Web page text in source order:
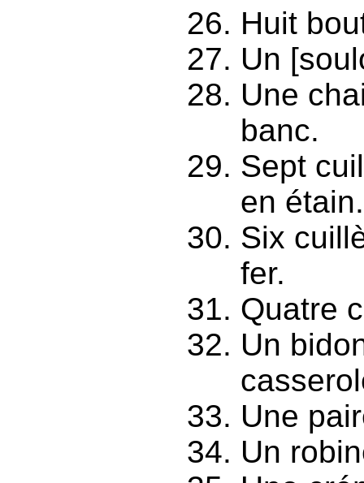
Huit
Un
Une
banc.
Sept
en étain.
Six
fer.
Quatre
Un
Une
Un